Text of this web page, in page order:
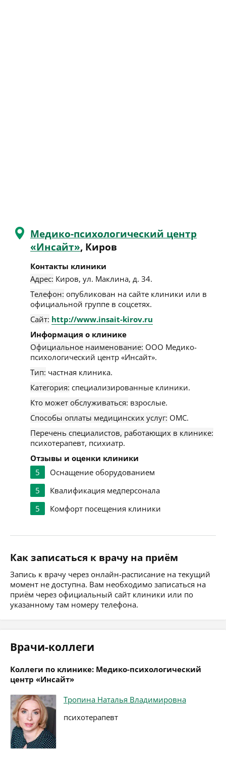
Медико-психологический центр
«Инсайт», Киров
Контакты клиники
Адрес: Киров, ул. Маклина, д. 34.
Телефон: опубликован на сайте клиники или в
официальной группе в соцсетях.
Сайт: http://www.insait-kirov.ru
Информация о клинике
Официальное наименование: ООО Медико-
психологический центр «Инсайт».
Тип: частная клиника.
Категория: специализированные клиники.
Кто может обслуживаться: взрослые.
Способы оплаты медицинских услуг: ОМС.
Перечень специалистов, работающих в клинике:
психотерапевт, психиатр.
Отзывы и оценки клиники
5
Оснащение оборудованием
5
Квалификация медперсонала
5
Комфорт посещения клиники
Как записаться к врачу на приём
Запись к врачу через онлайн-расписание на текущий
момент не доступна. Вам необходимо записаться на
приём через официальный сайт клиники или по
указанному там номеру телефона.
Врачи-коллеги
Коллеги по клинике: Медико-психологический
центр «Инсайт»
Тропина Наталья Владимировна
психотерапевт